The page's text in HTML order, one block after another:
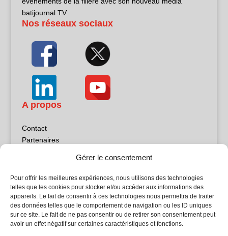
Gérer le consentement
Pour offrir les meilleures expériences, nous utilisons des technologies
telles que les cookies pour stocker et/ou accéder aux informations des
appareils. Le fait de consentir à ces technologies nous permettra de traiter
des données telles que le comportement de navigation ou les ID uniques
sur ce site. Le fait de ne pas consentir ou de retirer son consentement peut
avoir un effet négatif sur certaines caractéristiques et fonctions.
batijournal TV
Nos réseaux sociaux
A propos
Contact
Partenaires
Politique de confidentialité
Sites partenaires
5Façades
Atrium Patrimoine